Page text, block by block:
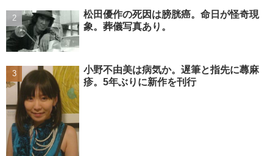
松田優作の死因は膀胱癌。命日が怪奇現
象。葬儀写真あり。
小野不由美は病気か。遅筆と指先に蕁麻
疹。5年ぶりに新作を刊行